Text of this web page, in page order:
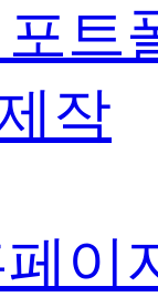
트
작
이